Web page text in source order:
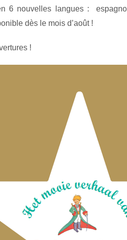
6 nouvelles langues :
dès le mois d’août !
!